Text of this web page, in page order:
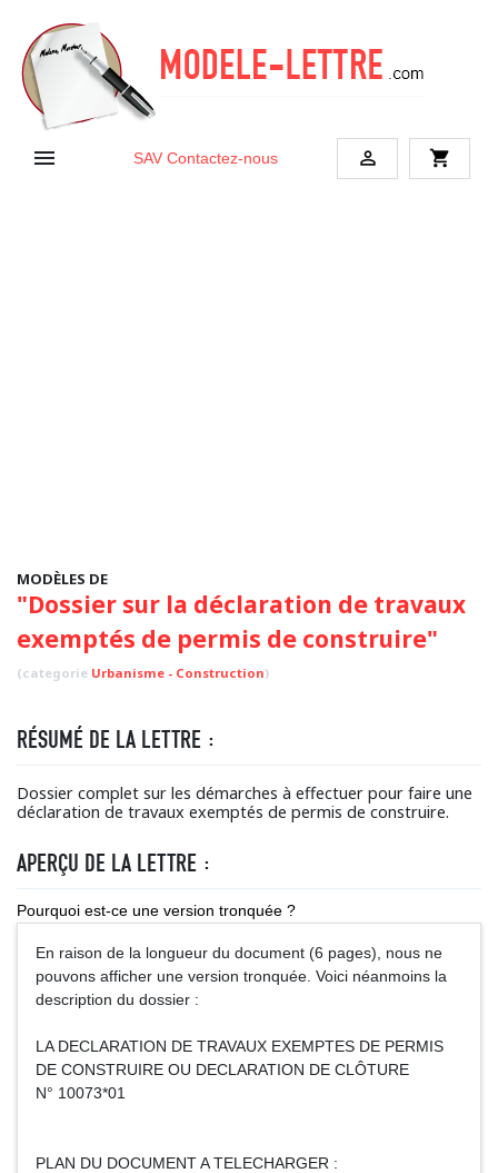
 SAV Contactez-nous  shopping_cart
MODÈLES DE
"Dossier sur la déclaration de travaux
exemptés de permis de construire"
(categorie Urbanisme - Construction)
RÉSUMÉ DE LA LETTRE :
Dossier complet sur les démarches à effectuer pour faire une
déclaration de travaux exemptés de permis de construire.
APERÇU DE LA LETTRE :
Pourquoi est-ce une version tronquée ?
En raison de la longueur du document (6 pages), nous ne
pouvons afficher une version tronquée. Voici néanmoins la
description du dossier :
LA DECLARATION DE TRAVAUX EXEMPTES DE PERMIS
DE CONSTRUIRE OU DECLARATION DE CLÔTURE
N° 10073*01
PLAN DU DOCUMENT A TELECHARGER :